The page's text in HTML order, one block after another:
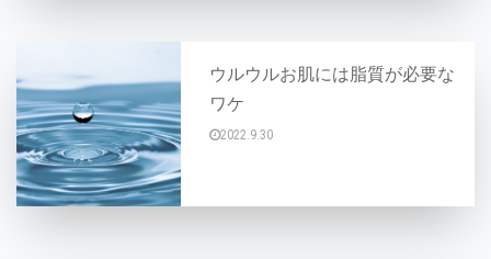
ウルウルお肌には脂質が必要な
ワケ
2022.9.30